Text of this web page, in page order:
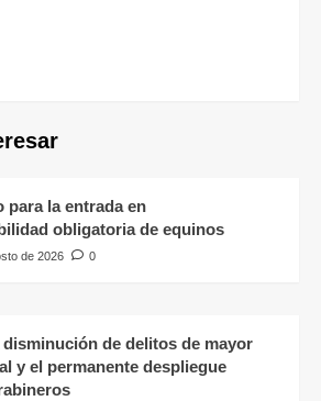
para la entrada en
obligatoria de equinos
de 2026 0
disminución de delitos de mayor
y el permanente despliegue